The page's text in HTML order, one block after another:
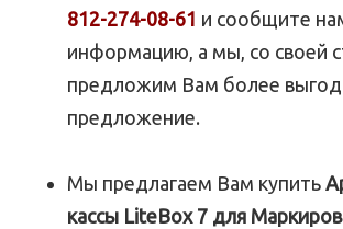
812-274-08-61 и сообщите
информацию, а мы, со своей
предложим Вам более
предложение.
Мы предлагаем Вам купить
кассы LiteBox 7 для